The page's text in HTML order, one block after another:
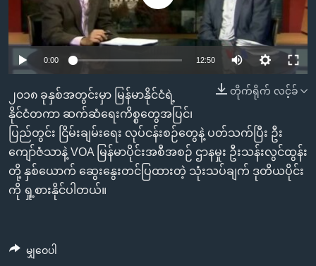
စာမျက်နှာ
ကျော်
ကြည့်
ရန်
ရှာဖွေ
ရန်
နေရာ
သို့
သုတပဒေသာ အင်္ဂလိပ်စာ
Learning English
ဗွီအိုအေ လူမှုကွန်ယက်များ
ဘာသာစကားများ
0:00 12:50
တိုက်ရိုက် လင့်ခ်
၂၀၁၈ ခုနှစ်အတွင်းမှာ မြန်မာနိုင်ငံရဲ့
နိုင်ငံတကာ ဆက်ဆံရေးကိစ္စတွေအပြင်၊
ပြည်တွင်း ငြိမ်းချမ်းရေး လုပ်ငန်းစဉ်တွေနဲ့ ပတ်သက်ပြီး ဦး
ကျော်ဇံသာနဲ့ VOA မြန်မာပိုင်းအစီအစဉ် ဌာနမှုး ဦးသန်းလွင်ထွန်း
တို့ နှစ်ယောက် ဆွေးနွေးတင်ပြထားတဲ့ သုံးသပ်ချက် ဒုတိယပိုင်း
ကို ရှု့စားနိုင်ပါတယ်။
မျှဝေပါ